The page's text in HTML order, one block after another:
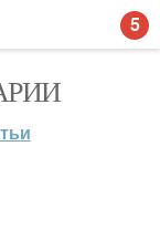
5